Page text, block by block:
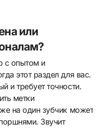
или
с опытом и
этот раздел для вас.
и требует точности.
метки
на один зубчик может
Звучит